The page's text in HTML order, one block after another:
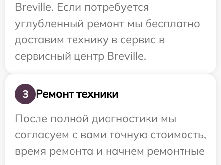
Breville. Если потребуется
углубленный ремонт мы бесплатно
доставим технику в сервис в
сервисный центр Breville.
3
Ремонт техники
После полной диагностики мы
согласуем с вами точную стоимость,
время ремонта и начнем ремонтные